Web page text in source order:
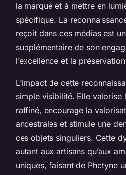
la marque et à mettre en
spécifique. La
reçoit dans ces médias est
supplémentaire de son
l’excellence et la
L’impact de cette
simple visibilité. Elle valorise
raffiné, encourage la
ancestrales et stimule une
ces objets singuliers. Cette
autant aux artisans qu’aux
uniques, faisant de Photyne